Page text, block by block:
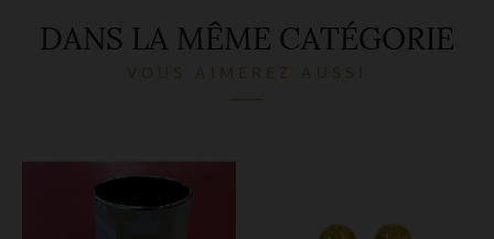
DANS LA MÊME CATÉGORIE
VOUS AIMEREZ AUSSI